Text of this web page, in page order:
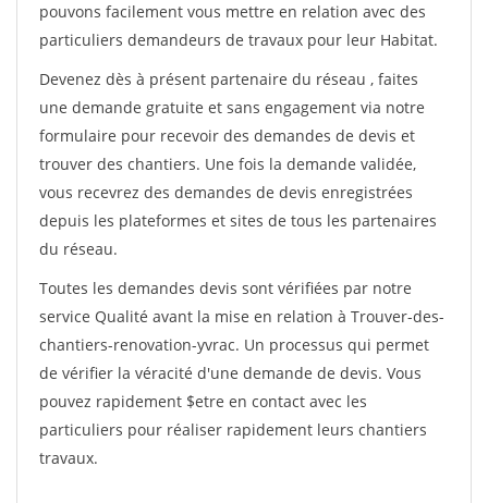
pouvons facilement vous mettre en relation avec des
particuliers demandeurs de travaux pour leur Habitat.
Devenez dès à présent partenaire du réseau , faites
une demande gratuite et sans engagement via notre
formulaire pour recevoir des demandes de devis et
trouver des chantiers. Une fois la demande validée,
vous recevrez des demandes de devis enregistrées
depuis les plateformes et sites de tous les partenaires
du réseau.
Toutes les demandes devis sont vérifiées par notre
service Qualité avant la mise en relation à Trouver-des-
chantiers-renovation-yvrac. Un processus qui permet
de vérifier la véracité d'une demande de devis. Vous
pouvez rapidement $etre en contact avec les
particuliers pour réaliser rapidement leurs chantiers
travaux.